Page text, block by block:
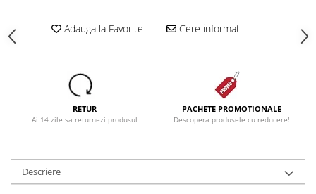
Adauga la Favorite Cere informatii
RETUR
Ai 14 zile sa returnezi produsul
PACHETE PROMOTIONALE
Descopera produsele cu reducere!
Descriere